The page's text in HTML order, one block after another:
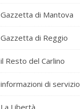
Gazzetta di Mantova
Gazzetta di Reggio
il Resto del Carlino
informazioni di servizio
La Libertà